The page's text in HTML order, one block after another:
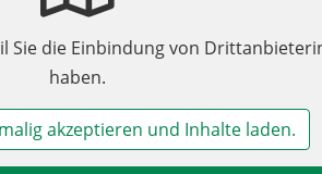
Sie die Einbindung von
haben.
akzeptieren und Inhalte laden.